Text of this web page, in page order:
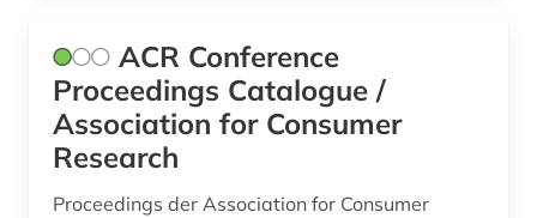
braunkohle (1)
brief (1)
ACR Conference
Proceedings Catalogue /
Association for Consumer
Research
Proceedings der Association for Consumer